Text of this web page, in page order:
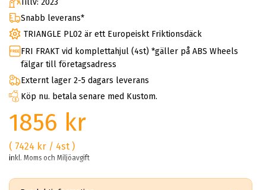
Snabb leverans*
TRIANGLE PL02 är ett Europeiskt Friktionsdäck
FRI FRAKT vid komplettahjul (4st) *gäller på ABS Wheels
fälgar till företagsadress
Externt lager 2-5 dagars leverans
Köp nu. betala senare med Kustom.
1856 kr
( 7424 kr / 4st )
inkl. Moms och Miljöavgift